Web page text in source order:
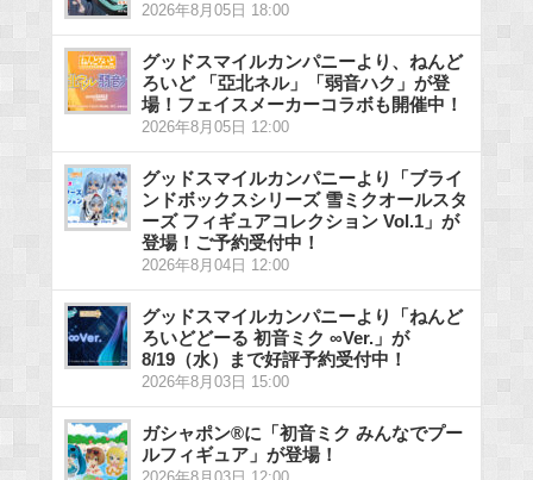
2026年8月05日 18:00
グッドスマイルカンパニーより、ねんど
ろいど 「亞北ネル」「弱音ハク」が登
場！フェイスメーカーコラボも開催中！
2026年8月05日 12:00
グッドスマイルカンパニーより「ブライ
ンドボックスシリーズ 雪ミクオールスタ
ーズ フィギュアコレクション Vol.1」が
登場！ご予約受付中！
2026年8月04日 12:00
グッドスマイルカンパニーより「ねんど
ろいどどーる 初音ミク ∞Ver.」が
8/19（水）まで好評予約受付中！
2026年8月03日 15:00
ガシャポン®に「初音ミク みんなでプー
ルフィギュア」が登場！